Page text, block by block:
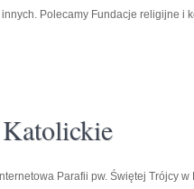
Polecamy Fundacje religijne i
Parafii pw. Świętej Trójcy